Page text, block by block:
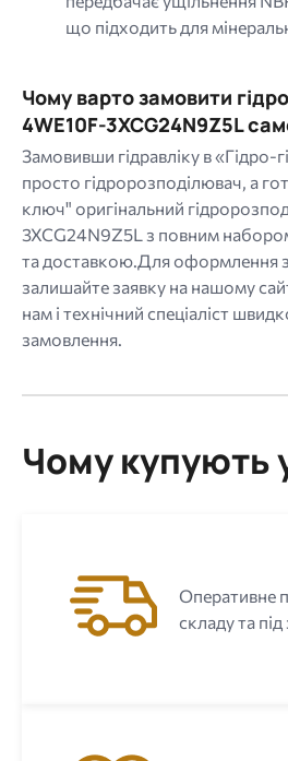
що підходить для
Чому варто замовити
4WE10F-3XCG24N9Z5L
Замовивши гідравліку в «Гідро-
просто гідророзподілювач, а
ключ" оригінальний
3XCG24N9Z5L з повним
та доставкою.Для оформлення
залишайте заявку на нашому
нам і технічний спеціаліст
замовлення.
Чому купують
Оперативне
складу та